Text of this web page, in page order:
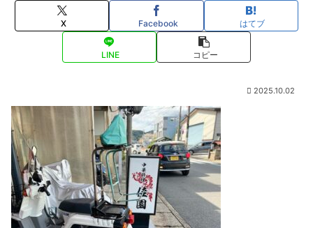
X Facebook はてブ
LINE コピー
2025.10.02